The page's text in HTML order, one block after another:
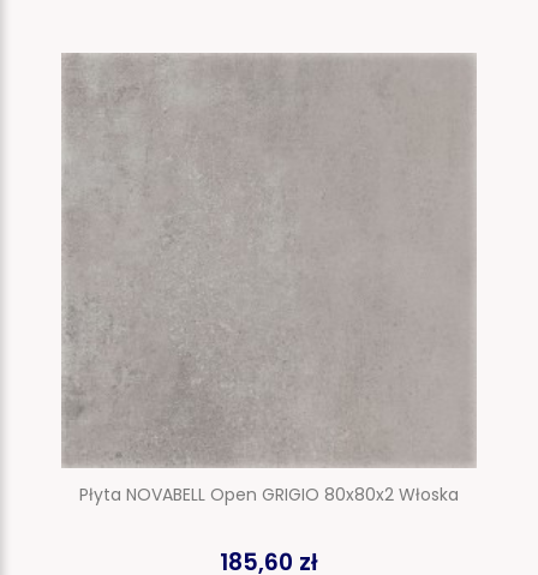
Płyta NOVABELL Open GRIGIO 80x80x2 Włoska
185,60 zł